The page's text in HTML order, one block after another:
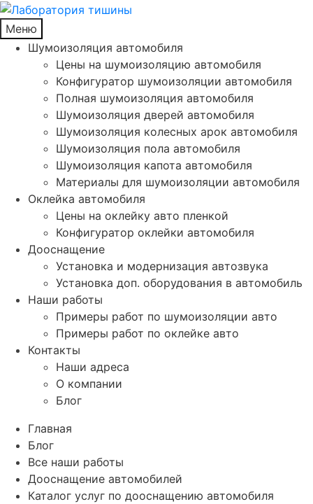
Меню
Шумоизоляция автомобиля
Цены на шумоизоляцию автомобиля
Конфигуратор шумоизоляции автомобиля
Полная шумоизоляция автомобиля
Шумоизоляция дверей автомобиля
Шумоизоляция колесных арок автомобиля
Шумоизоляция пола автомобиля
Шумоизоляция капота автомобиля
Материалы для шумоизоляции автомобиля
Оклейка автомобиля
Цены на оклейку авто пленкой
Конфигуратор оклейки автомобиля
Дооснащение
Установка и модернизация автозвука
Установка доп. оборудования в автомобиль
Наши работы
Примеры работ по шумоизоляции авто
Примеры работ по оклейке авто
Контакты
Наши адреса
О компании
Блог
Главная
Блог
Все наши работы
Дооснащение автомобилей
Каталог услуг по дооснащению автомобиля